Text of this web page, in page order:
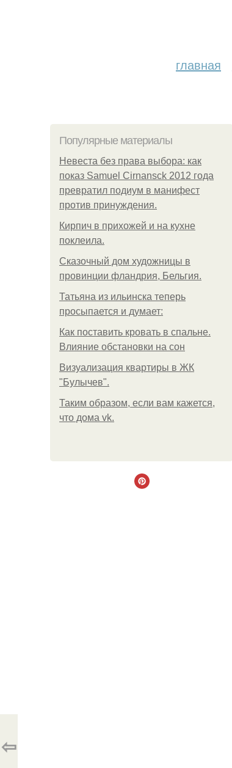
главная
Популярные материалы
Невеста без права выбора: как
показ Samuel Cirnansck 2012 года
превратил подиум в манифест
против принуждения.
Кирпич в прихожей и на кухне
поклеила.
Сказочный дом художницы в
провинции фландрия, Бельгия.
Татьяна из ильинска теперь
просыпается и думает:
Как поставить кровать в спальне.
Влияние обстановки на сон
Визуализация квартиры в ЖК
"Булычев".
Таким образом, если вам кажется,
что дома vk.
⇦